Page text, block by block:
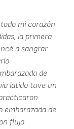
mi corazón
la primera
a sangrar
de
latido tuve un
embarazada de
flujo